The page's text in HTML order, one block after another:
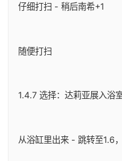
仔细打扫 - 稍后南希+1
随便打扫
1.4.7 选择：达莉亚展入浴
从浴缸里出来 - 跳转至1.6